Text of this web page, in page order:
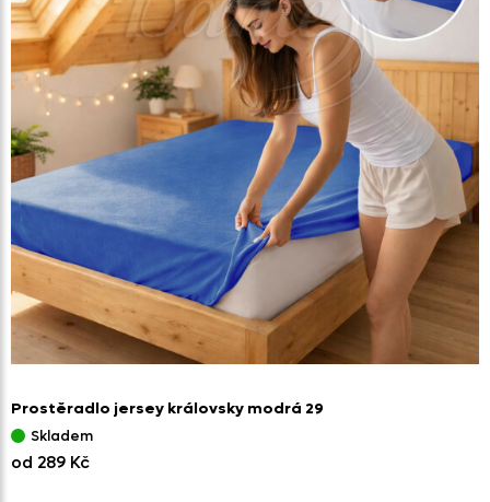
Prostěradlo jersey královsky modrá 29
Skladem
od 289 Kč